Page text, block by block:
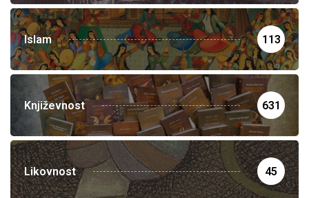
Islam 113
Književnost 631
Likovnost 45